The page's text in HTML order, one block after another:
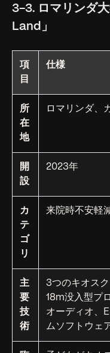
3-3. ロマリンダ
Land」
項
目
仕様
所
在
地
ロマリンダ、
開
設
2023年
カ
テ
ゴ
リ
来院時不安軽
主
要
技
術
3つのキオス
18m没入型プ
オーディオ、
ムソフトウェ